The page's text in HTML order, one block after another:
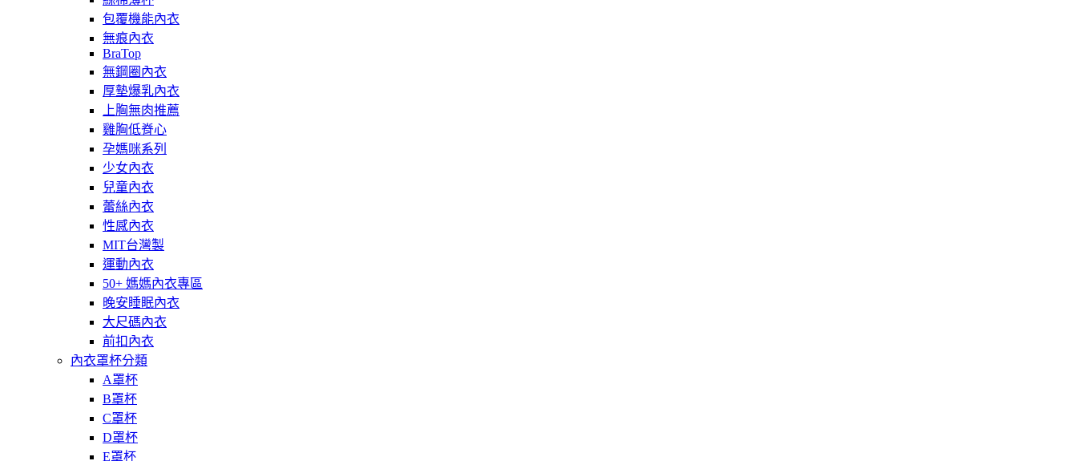
包覆機能內衣
無痕內衣
BraTop
無鋼圈內衣
厚墊爆乳內衣
上胸無肉推薦
雞胸低脊心
孕媽咪系列
少女內衣
兒童內衣
蕾絲內衣
性感內衣
MIT台灣製
運動內衣
50+ 媽媽內衣專區
晚安睡眠內衣
大尺碼內衣
前扣內衣
內衣罩杯分類
A罩杯
B罩杯
C罩杯
D罩杯
E罩杯